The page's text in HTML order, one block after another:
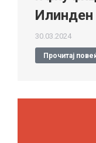
Илинден
30.03.2024
Прочитај